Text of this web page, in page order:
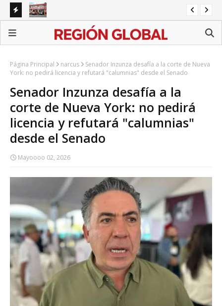
Protección Civil de Tehuacán denuncia carencias y
Barroso responde con un comunicado
Página Principal narcus
Senador Inzunza desafía a la corte de Nueva
York: no pedirá licencia y refutará "calumnias" desde el Senado
Senador Inzunza desafía a la
corte de Nueva York: no pedirá
licencia y refutará "calumnias"
desde el Senado
Mayoooo 02, 2026